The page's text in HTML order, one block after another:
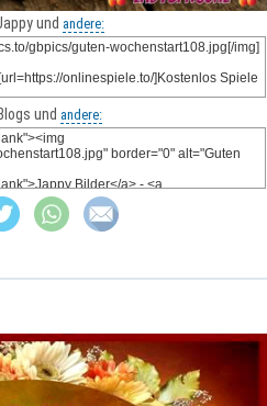
und andere:
und andere: